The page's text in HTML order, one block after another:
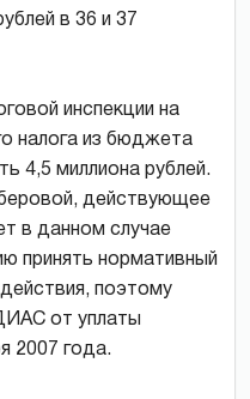
в 36 и 37
инспекции на
налога из бюджета
4,5 миллиона рублей.
действующее
в данном случае
принять нормативный
поэтому
от уплаты
2007 года.